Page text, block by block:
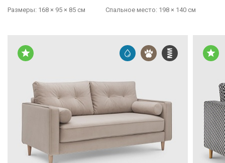
Размеры: 168 × 95 × 85 см Cпальное место: 198 × 140 см